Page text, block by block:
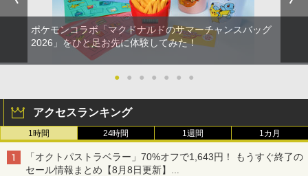
ポケモンコラボ「マクドナルドのサマーチャンスバッグ
2026」をひと足お先に体験してみた！
● ● ● ● ● ● ●
アクセスランキング
1時間 24時間 1週間 1カ月
「オクトパストラベラー」70%オフで1,643円！ もうすぐ終了の
セール情報まとめ【8月8日更新】